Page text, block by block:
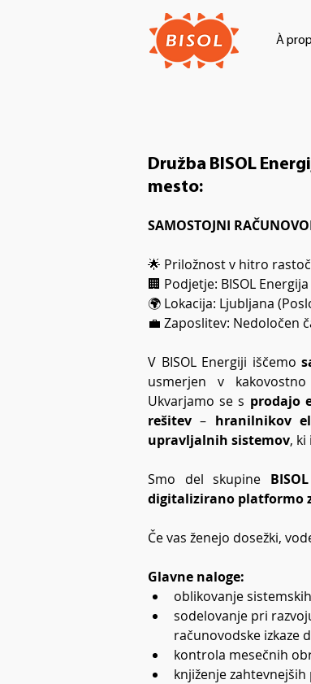
À
Družba BISOL
mesto:
SAMOSTOJNI
🌟 Priložnost v hitro
🏢 Podjetje: BISOL
🌍 Lokacija: Ljubljana
💼 Zaposlitev: Nedoločen
V BISOL Energiji iščemo
usmerjen v
Ukvarjamo se s prodajo
rešitev – hranilnikov
upravljalnih sistemov,
Smo del skupine
digitalizirano platformo
Če vas ženejo dosežki,
Glavne naloge:
oblikovanje
sodelovanje pri
računovodske izkaze
kontrola mesečnih
knjiženje